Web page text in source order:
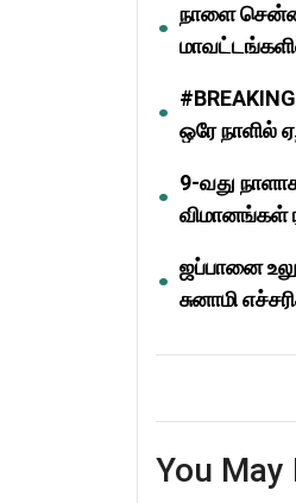
நாளை
ஒரே
9-வது
விமானங்கள்
ஜப்பானை
சுனாமி
You May